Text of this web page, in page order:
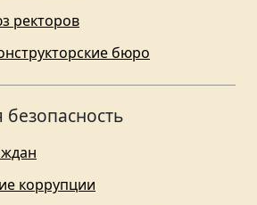
ректоров
бюро
коррупции